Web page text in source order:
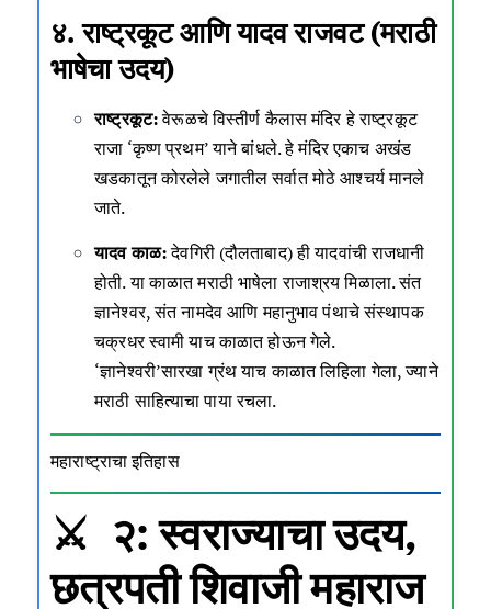
४. राष्ट्रकूट आणि यादव राजवट (मराठी
भाषेचा उदय)
राष्ट्रकूट:वेरूळचे विस्तीर्ण कैलास मंदिर हे राष्ट्रकूट
राजा ‘कृष्ण प्रथम’ याने बांधले. हे मंदिर एकाच अखंड
खडकातून कोरलेले जगातील सर्वात मोठे आश्चर्य मानले
जाते.
यादव काळ:देवगिरी (दौलताबाद) ही यादवांची राजधानी
होती. या काळात मराठी भाषेला राजाश्रय मिळाला. संत
ज्ञानेश्वर, संत नामदेव आणि महानुभाव पंथाचे संस्थापक
चक्रधर स्वामी याच काळात होऊन गेले.
‘ज्ञानेश्वरी’सारखा ग्रंथ याच काळात लिहिला गेला, ज्याने
मराठी साहित्याचा पाया रचला.
महाराष्ट्राचा इतिहास
⚔️ २: स्वराज्याचा उदय,
छत्रपती शिवाजी महाराज